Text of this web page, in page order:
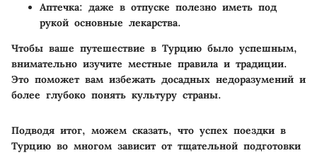
Аптечка: даже в отпуске полезно иметь под
рукой основные лекарства.
Чтобы ваше путешествие в Турцию было успешным,
внимательно изучите местные правила и традиции.
Это поможет вам избежать досадных недоразумений и
более глубоко понять культуру страны.
Подводя итог, можем сказать, что успех поездки в
Турцию во многом зависит от тщательной подготовки